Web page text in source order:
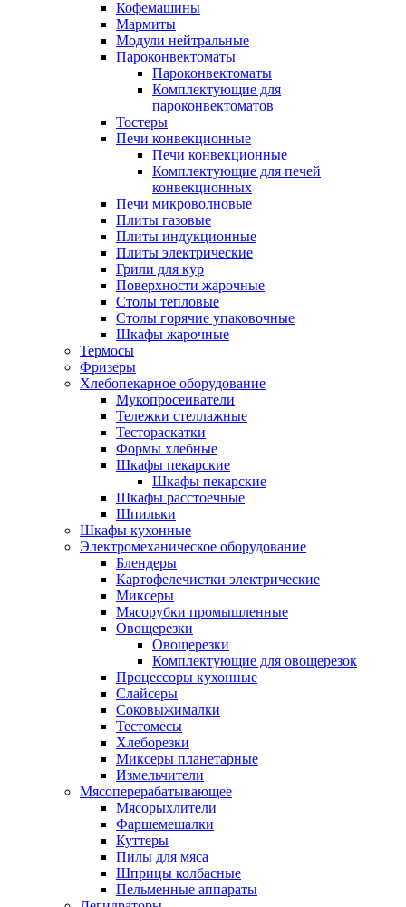
Кофемашины
Мармиты
Модули нейтральные
Пароконвектоматы
Пароконвектоматы
Комплектующие для
пароконвектоматов
Тостеры
Печи конвекционные
Печи конвекционные
Комплектующие для печей
конвекционных
Печи микроволновые
Плиты газовые
Плиты индукционные
Плиты электрические
Грили для кур
Поверхности жарочные
Столы тепловые
Столы горячие упаковочные
Шкафы жарочные
Термосы
Фризеры
Хлебопекарное оборудование
Мукопросеиватели
Тележки стеллажные
Тестораскатки
Формы хлебные
Шкафы пекарские
Шкафы пекарские
Шкафы расстоечные
Шпильки
Шкафы кухонные
Электромеханическое оборудование
Блендеры
Картофелечистки электрические
Миксеры
Мясорубки промышленные
Овощерезки
Овощерезки
Комплектующие для овощерезок
Процессоры кухонные
Слайсеры
Соковыжималки
Тестомесы
Хлеборезки
Миксеры планетарные
Измельчители
Мясоперерабатывающее
Мясорыхлители
Фаршемешалки
Куттеры
Пилы для мяса
Шприцы колбасные
Пельменные аппараты